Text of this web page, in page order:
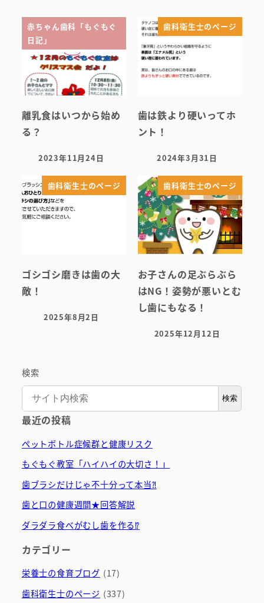
無料託児ルーム
スタッフ紹介
赤ちゃん歯科「もぐもぐ
日記」
離乳食はいつから始め
る？
投稿日
2023年11月24日
歯科衛生士のページ
歯は鉄より硬いってホ
ント！
投稿日
2024年3月31日
歯科衛生士のページ
ゴシゴシ磨きは歯の大
敵！
投稿日
2025年8月2日
歯科衛生士のページ
お子さんの足ぶらぶら
はNG！姿勢が悪いとむ
し歯にもなる！
投稿日
2025年12月12日
検索
検索
最近の投稿
ペットボトル症候群と健康リスク
もぐもぐ教室「ハイハイの大切さ！」
歯ブラシだけじゃ不十分って本当⁈
歯と口の健康週間★回答解説
ダラダラ食べがむし歯を作る⁉
カテゴリー
栄養士の食育ブログ (17)
歯科衛生士のページ (337)